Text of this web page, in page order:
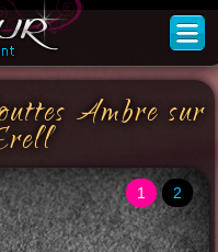
Ambre sur
1 2